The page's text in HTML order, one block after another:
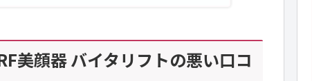
美顔器 バイタリフトの悪い口コ